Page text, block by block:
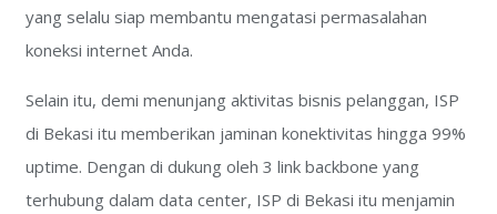
yang selalu siap membantu mengatasi permasalahan
koneksi internet Anda.
Selain itu, demi menunjang aktivitas bisnis pelanggan, ISP
di Bekasi itu memberikan jaminan konektivitas hingga 99%
uptime. Dengan di dukung oleh 3 link backbone yang
terhubung dalam data center, ISP di Bekasi itu menjamin